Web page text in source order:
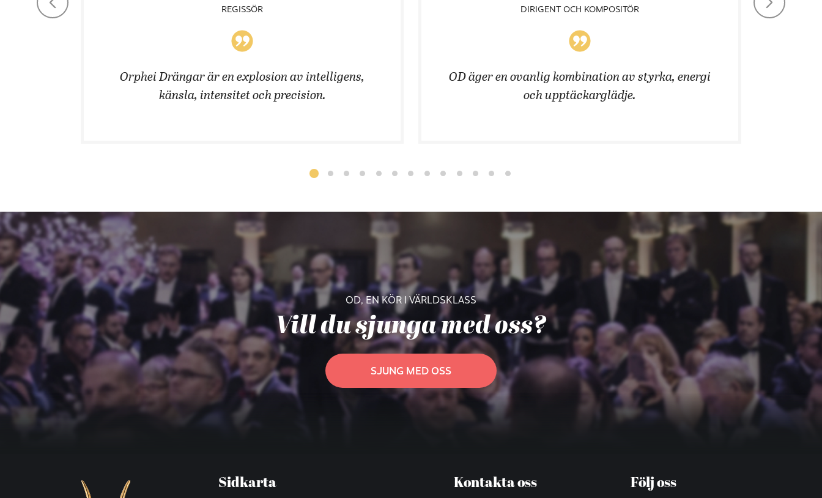
REGISSÖR
Orphei Drängar är en explosion av intelligens,
känsla, intensitet och precision.
DIRIGENT OCH KOMPOSITÖR
OD äger en ovanlig kombination av styrka, energi
och upptäckarglädje.
OD, EN KÖR I VÄRLDSKLASS
Vill du sjunga med oss?
SJUNG MED OSS
Sidkarta Kontakta oss Följ oss